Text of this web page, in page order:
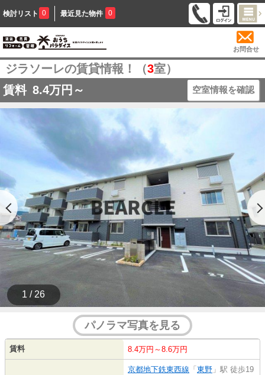
検討リスト 0 最近見た物件 0
お問合せ
ジラソーレの賃貸情報！（3室）
賃料 8.4万円～ 空室情報を確認
1 / 26
パノラマ写真を見る
賃料 8.4万円～8.6万円
京都地下鉄東西線 「 東野 」駅 徒歩19